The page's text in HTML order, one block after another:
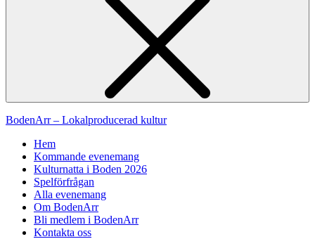
BodenArr – Lokalproducerad kultur
Hem
Kommande evenemang
Kulturnatta i Boden 2026
Spelförfrågan
Alla evenemang
Om BodenArr
Bli medlem i BodenArr
Kontakta oss